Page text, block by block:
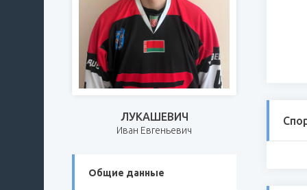
ЛУКАШЕВИЧ
Иван Евгеньевич
Общие данные